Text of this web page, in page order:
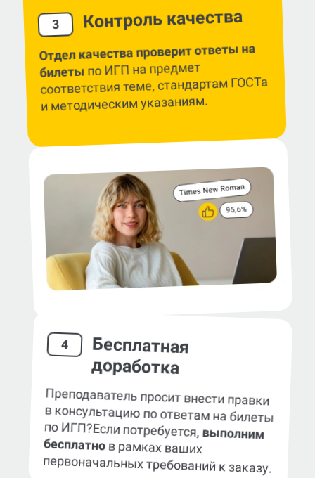
3 Контроль качества
Отдел качества проверит ответы на
билеты по ИГП на предмет
соответствия теме, стандартам ГОСТа
и методическим указаниям.
4 Бесплатная
доработка
Преподаватель просит внести правки
в консультацию по ответам на билеты
по ИГП?Если потребуется,выполним
бесплатнов рамках ваших
первоначальных требований к заказу.